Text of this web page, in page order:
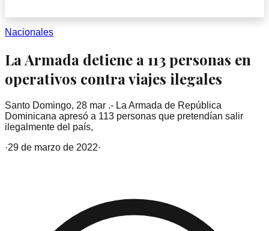
Nacionales
La Armada detiene a 113 personas en
operativos contra viajes ilegales
Santo Domingo, 28 mar .- La Armada de República
Dominicana apresó a 113 personas que pretendían salir
ilegalmente del país,
·29 de marzo de 2022·